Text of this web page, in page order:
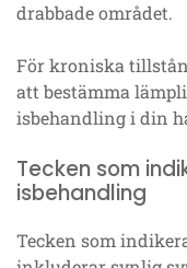
drabbade området.
För kroniska
att bestämma
isbehandling i din
Tecken som
isbehandling
Tecken som